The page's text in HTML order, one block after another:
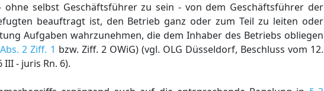
selbst Geschäftsführer zu sein - von dem Geschäftsführer der
beauftragt ist, den Betrieb ganz oder zum Teil zu leiten oder
Aufgaben wahrzunehmen, die dem Inhaber des Betriebs obliegen
2 Ziff. 1 bzw. Ziff. 2 OWiG) (vgl. OLG Düsseldorf, Beschluss vom 12.
III - juris Rn. 6).